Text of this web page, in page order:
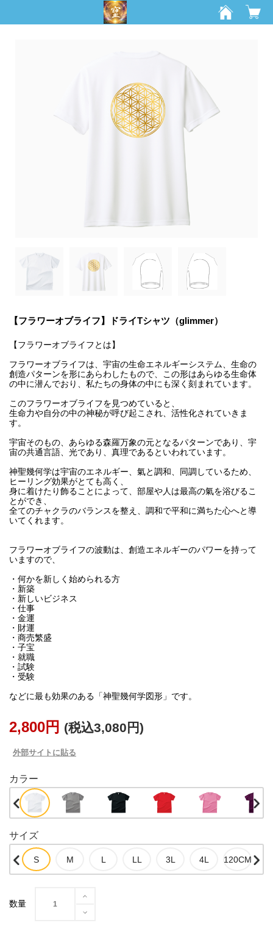
【フラワーオブライフ】ドライTシャツ（glimmer）
【フラワーオブライフとは】
フラワーオブライフは、宇宙の生命エネルギーシステム、生命の
創造パターンを形にあらわしたもので、この形はあらゆる生命体
の中に潜んでおり、私たちの身体の中にも深く刻まれています。
このフラワーオブライフを見つめていると、
生命力や自分の中の神秘が呼び起こされ、活性化されていきま
す。
宇宙そのもの、あらゆる森羅万象の元となるパターンであり、宇
宙の共通言語、光であり、真理であるといわれています。
神聖幾何学は宇宙のエネルギー、氣と調和、同調しているため、
ヒーリング効果がとても高く、
身に着けたり飾ることによって、部屋や人は最高の氣を浴びるこ
とができ、
全てのチャクラのバランスを整え、調和で平和に満ちた心へと導
いてくれます。
フラワーオブライフの波動は、創造エネルギーのパワーを持って
いますので、
・何かを新しく始められる方
・新築
・新しいビジネス
・仕事
・金運
・財運
・商売繁盛
・子宝
・就職
・試験
・受験
などに最も効果のある「神聖幾何学図形」です。
2,800円 (税込3,080円)
外部サイトに貼る
カラー
サイズ
数量